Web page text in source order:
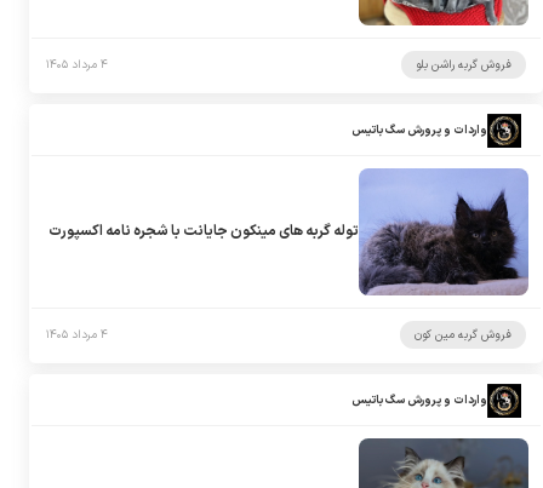
فروش گربه راشن بلو ۴ مرداد ۱۴۰۵
واردات و پرورش سگ باتیس
توله گربه های مینکون جایانت با شجره نامه اکسپورت
فروش گربه مین کون ۴ مرداد ۱۴۰۵
واردات و پرورش سگ باتیس